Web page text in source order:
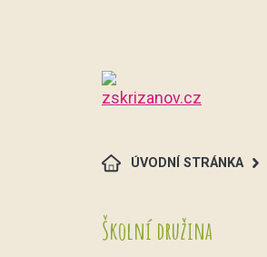
ÚVODNÍ STRÁNKA
Školní družina